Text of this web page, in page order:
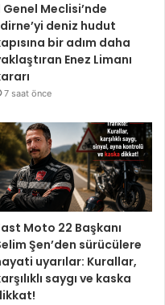
Genel Meclisi’nde
deniz hudut
bir adım daha
Enez Limanı
7 saat önce
Moto 22 Başkanı
Şen’den sürücülere
uyarılar: Kurallar,
saygı ve kaska